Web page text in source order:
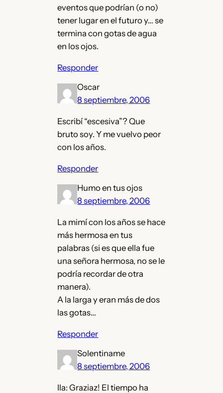
eventos que podrían (o no)
tener lugar en el futuro y… se
termina con gotas de agua
en los ojos.
Responder
Oscar
8 septiembre, 2006
Escribí “escesiva”? Que
bruto soy. Y me vuelvo peor
con los años.
Responder
Humo en tus ojos
8 septiembre, 2006
La mimí con los años se hace
más hermosa en tus
palabras (si es que ella fue
una señora hermosa, no se le
podría recordar de otra
manera).
A la larga y eran más de dos
las gotas…
Responder
Solentiname
8 septiembre, 2006
Ila: Graziaz! El tiempo ha